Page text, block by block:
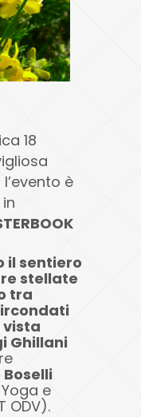
18
è
il sentiero
stellate
tra
vista
Ghillani
e
ODV).